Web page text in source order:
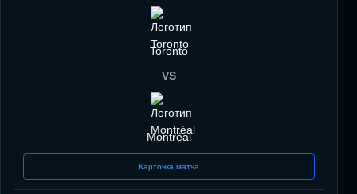
Toronto
VS
Montréal
Карточка матча